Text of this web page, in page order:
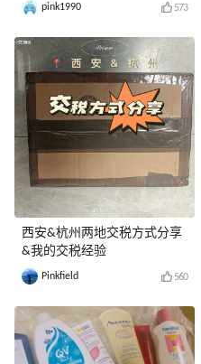
pink1990 573
西安&杭州两地交税方式分享
&我的交税经验
Pinkfield 560